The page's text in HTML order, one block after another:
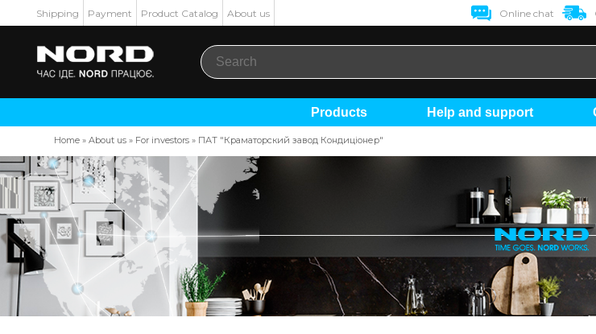
Shipping Payment Product Catalog About us Online chat
Products Help and support
Home »About us » For investors » ПАТ "Краматорский завод Кондицiонер"